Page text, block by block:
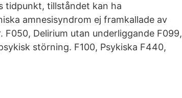
tidpunkt, tillståndet kan ha
amnesisyndrom ej framkallade av
Delirium utan underliggande F099,
störning. F100, Psykiska F440,